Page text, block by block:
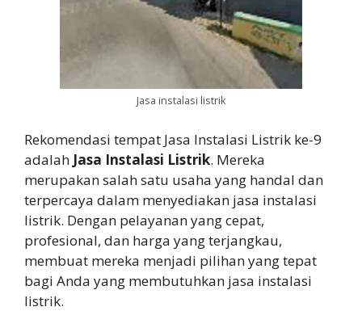
Jasa instalasi listrik
Rekomendasi tempat Jasa Instalasi Listrik ke-9
adalah Jasa Instalasi Listrik. Mereka
merupakan salah satu usaha yang handal dan
terpercaya dalam menyediakan jasa instalasi
listrik. Dengan pelayanan yang cepat,
profesional, dan harga yang terjangkau,
membuat mereka menjadi pilihan yang tepat
bagi Anda yang membutuhkan jasa instalasi
listrik.